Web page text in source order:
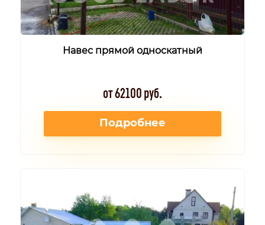
Навес прямой односкатный
от 62100 руб.
Подробнее